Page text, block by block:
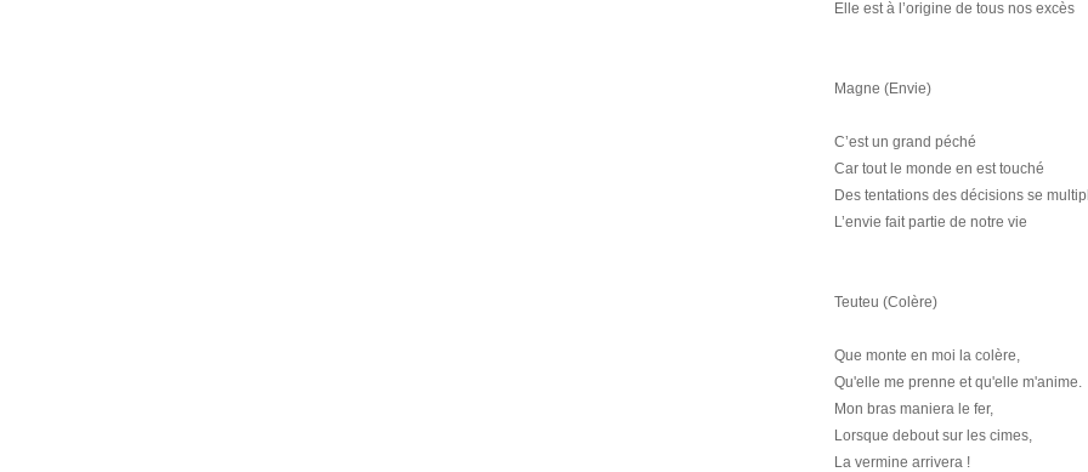
Elle est à l’origine de tous nos excès
Magne (Envie)
C’est un grand péché
Car tout le monde en est touché
Des tentations des décisions se
L’envie fait partie de notre vie
Teuteu (Colère)
Que monte en moi la colère,
Qu'elle me prenne et qu'elle m'anime.
Mon bras maniera le fer,
Lorsque debout sur les cimes,
La vermine arrivera !